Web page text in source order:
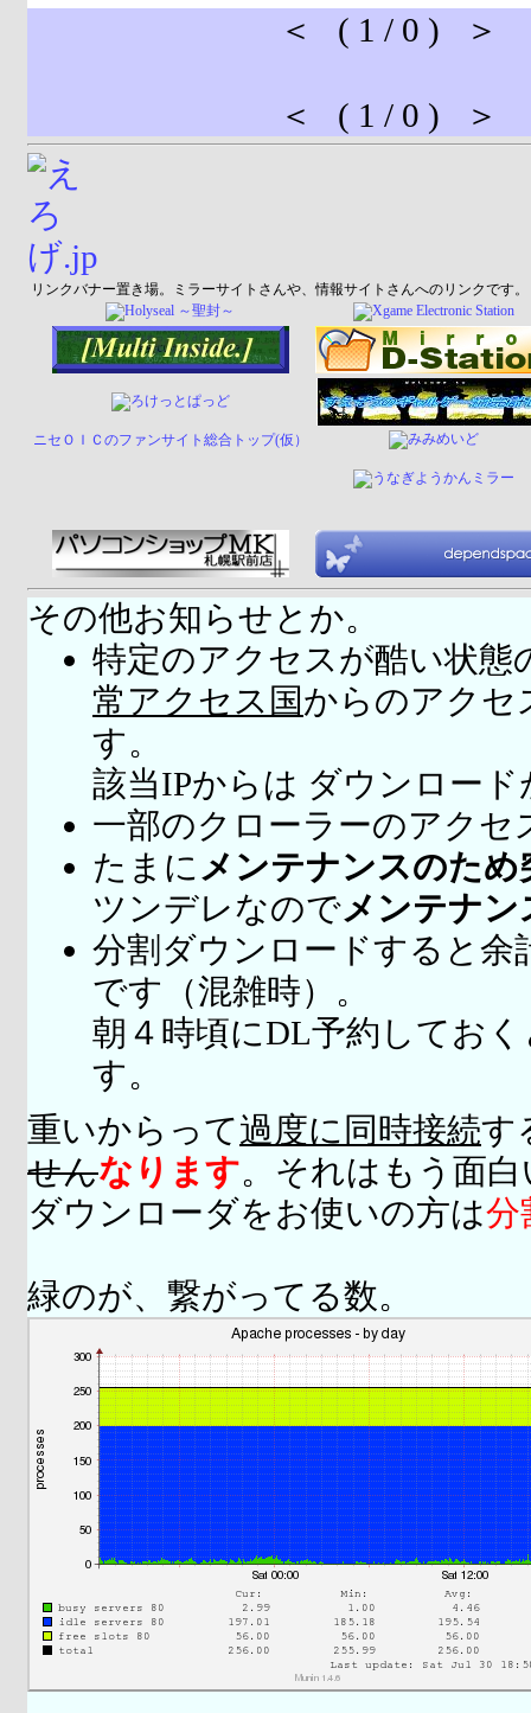
＜ ( 1 / 0 ) ＞
＜ ( 1 / 0 ) ＞
リンクバナー置き場。ミラーサイトさんや、情報サイトさんへのリンクです。
ニセＯＩＣのファンサイト総合トップ(仮）
その他お知らせとか。
特定のアクセスが酷い状態
常アクセス国からのアクセ
す。
該当IPからは ダウンロー
一部のクローラーのアクセ
たまに メンテナンスのため
ツンデレなのでメンテナ
分割ダウンロードすると余
です（混雑時）。
朝４時頃にDL予約してお
す。
重いからって過度に同時接続す
せんなります。それはもう面
ダウンローダをお使いの方は分
緑のが、繋がってる数。